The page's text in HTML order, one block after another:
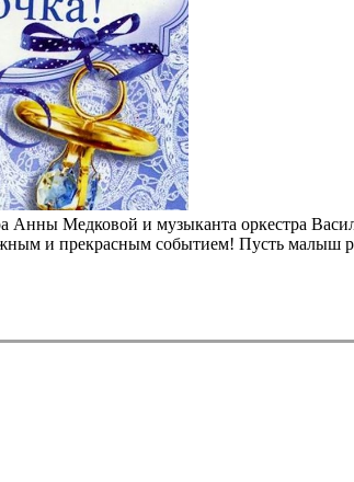
Анны Медковой и музыканта оркестра
и прекрасным событием! Пусть малыш